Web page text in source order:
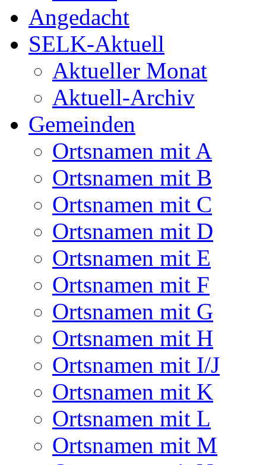
Angedacht
SELK-Aktuell
Aktueller Monat
Aktuell-Archiv
Gemeinden
Ortsnamen mit A
Ortsnamen mit B
Ortsnamen mit C
Ortsnamen mit D
Ortsnamen mit E
Ortsnamen mit F
Ortsnamen mit G
Ortsnamen mit H
Ortsnamen mit I/J
Ortsnamen mit K
Ortsnamen mit L
Ortsnamen mit M